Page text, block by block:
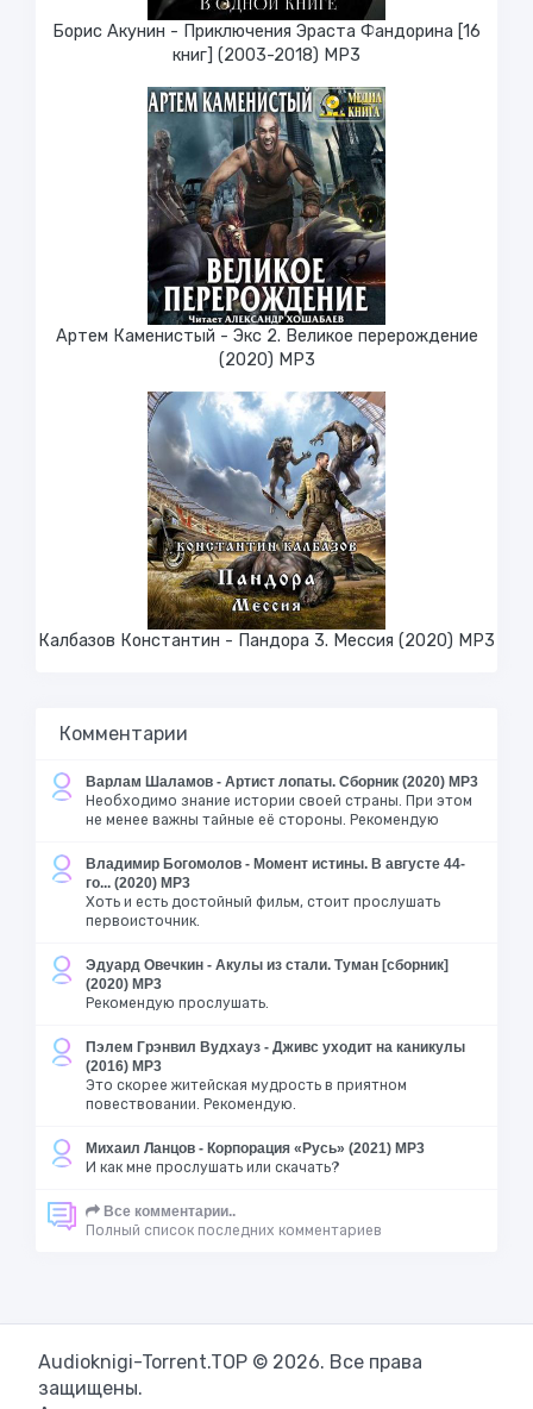
Борис Акунин - Приключения Эраста Фандорина [16
книг] (2003-2018) МР3
Артем Каменистый - Экс 2. Великое перерождение
(2020) МР3
Калбазов Константин - Пандора 3. Мессия (2020) MP3
Комментарии
Варлам Шаламов - Артист лопаты. Сборник (2020) MP3
Необходимо знание истории своей страны. При этом
не менее важны тайные её стороны. Рекомендую
Владимир Богомолов - Момент истины. В августе 44-
го... (2020) MP3
Хоть и есть достойный фильм, стоит прослушать
первоисточник.
Эдуард Овечкин - Акулы из стали. Туман [сборник]
(2020) MP3
Рекомендую прослушать.
Пэлем Грэнвил Вудхауз - Дживс уходит на каникулы
(2016) MP3
Это скорее житейская мудрость в приятном
повествовании. Рекомендую.
Михаил Ланцов - Корпорация «Русь» (2021) MP3
И как мне прослушать или скачать?
Все комментарии..
Полный список последних комментариев
Audioknigi-Torrent.TOP © 2026. Все права
защищены.